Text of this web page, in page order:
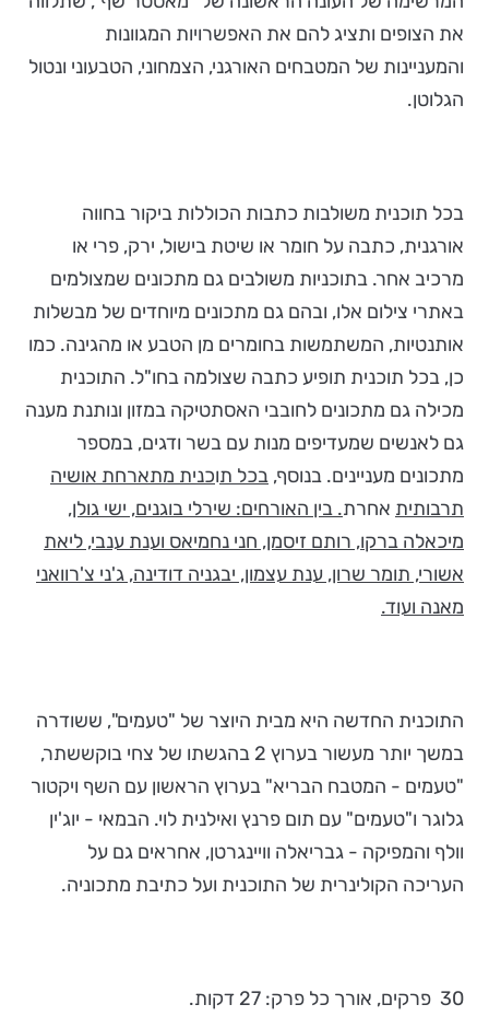
את הצופים ותציג להם את האפשרויות המגוונות
והמעניינות של המטבחים האורגני, הצמחוני, הטבעוני ונטול
הגלוטן.
בכל תוכנית משולבות כתבות הכוללות ביקור בחווה
אורגנית, כתבה על חומר או שיטת בישול, ירק, פרי או
מרכיב אחר. בתוכניות משולבים גם מתכונים שמצולמים
באתרי צילום אלו, ובהם גם מתכונים מיוחדים של מבשלות
אותנטיות, המשתמשות בחומרים מן הטבע או מהגינה. כמו
כן, בכל תוכנית תופיע כתבה שצולמה בחו"ל. התוכנית
מכילה גם מתכונים לחובבי האסתטיקה במזון ונותנת מענה
גם לאנשים שמעדיפים מנות עם בשר ודגים, במספר
מתכונים מעניינים. בנוסף, בכל תוכנית מתארחת אושיה
תרבותית אחרת. בין האורחים: שירלי בוגנים, ישי גולן,
מיכאלה ברקו, רותם זיסמן, חני נחמיאס וענת ענבי, ליאת
אשורי, תומר שרון, ענת עצמון, יבגניה דודינה, ג'ני צ'רוואני
מאנה ועוד.
התוכנית החדשה היא מבית היוצר של "טעמים", ששודרה
במשך יותר מעשור בערוץ 2 בהגשתו של צחי בוקששתר,
"טעמים - המטבח הבריא" בערוץ הראשון עם השף ויקטור
גלוגר ו"טעמים" עם תום פרנץ ואילנית לוי. הבמאי - יוג'ין
וולף והמפיקה - גבריאלה וויינגרטן, אחראים גם על
העריכה הקולינרית של התוכנית ועל כתיבת מתכוניה.
30 פרקים, אורך כל פרק: 27 דקות.